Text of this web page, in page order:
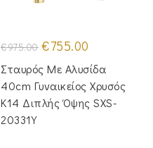
€975.00 Original
price
was:
€975.00.
€755.00
τιμή
είναι:
€755.00.
Σταυρός Με Αλυσίδα
40cm Γυναικείος Χρυσός
Κ14 Διπλής Όψης SXS-
20331Y